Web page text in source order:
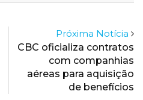
Próxima Notícia
CBC oficializa contratos
com companhias
aéreas para aquisição
de benefícios